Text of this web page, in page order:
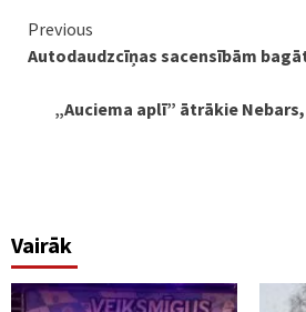
Continue
Reading
Previous
Autodaudzcīņas sacensībām
„Auciema aplī” ātrākie
Vairāk